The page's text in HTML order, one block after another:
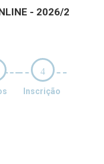
- 2026/2
4
Inscrição